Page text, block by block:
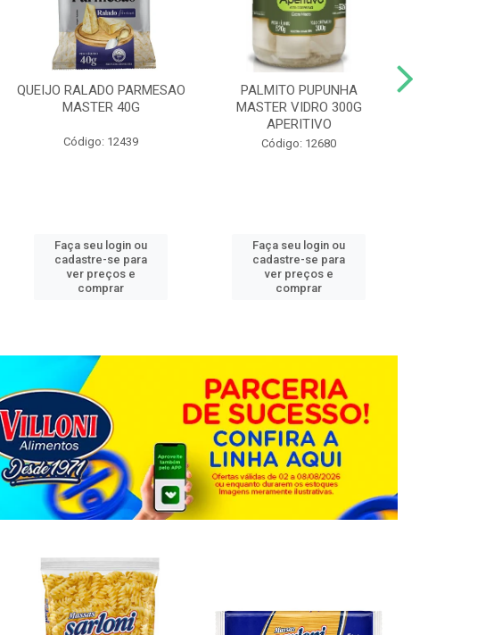
QUEIJO RALADO PARMESAO
MASTER 40G
Código: 12439
Faça seu login ou
cadastre-se para
ver preços e
comprar
PALMITO PUPUNHA
MASTER VIDRO 300G
APERITIVO
Código: 12680
Faça seu login ou
cadastre-se para
ver preços e
comprar